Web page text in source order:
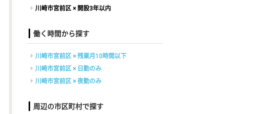
川崎市宮前区 × 開設3年以内
働く時間から探す
川崎市宮前区 × 残業月10時間以下
川崎市宮前区 × 日勤のみ
川崎市宮前区 × 夜勤のみ
周辺の市区町村で探す